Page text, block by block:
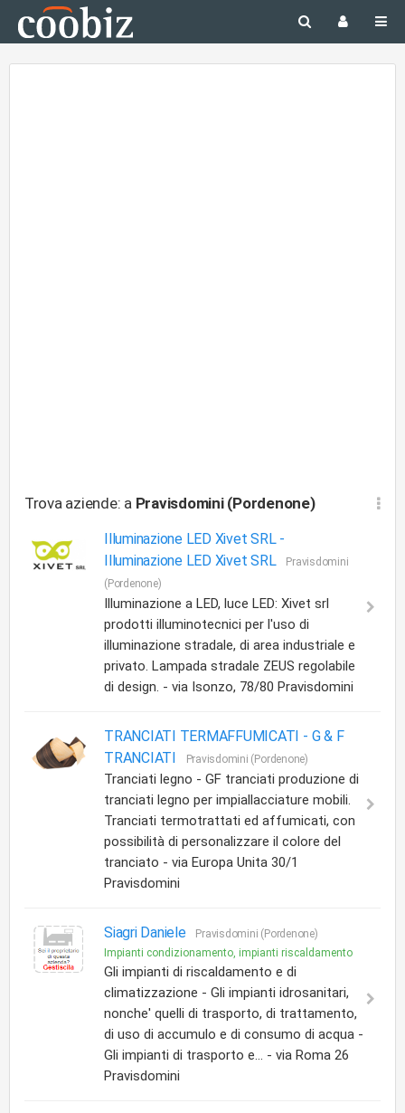
Trova aziende: a Pravisdomini (Pordenone)
Illuminazione LED Xivet SRL -
Illuminazione LED Xivet SRL
Pravisdomini
(Pordenone)
Illuminazione a LED, luce LED: Xivet srl
prodotti illuminotecnici per l'uso di
illuminazione stradale, di area industriale e
privato. Lampada stradale ZEUS regolabile
di design. - via Isonzo, 78/80 Pravisdomini
TRANCIATI TERMAFFUMICATI - G & F
TRANCIATI
Pravisdomini (Pordenone)
Tranciati legno - GF tranciati produzione di
tranciati legno per impiallacciature mobili.
Tranciati termotrattati ed affumicati, con
possibilità di personalizzare il colore del
tranciato - via Europa Unita 30/1
Pravisdomini
Siagri Daniele
Pravisdomini (Pordenone)
Impianti condizionamento, impianti riscaldamento
Gli impianti di riscaldamento e di
climatizzazione - Gli impianti idrosanitari,
nonche' quelli di trasporto, di trattamento,
di uso di accumulo e di consumo di acqua -
Gli impianti di trasporto e... - via Roma 26
Pravisdomini